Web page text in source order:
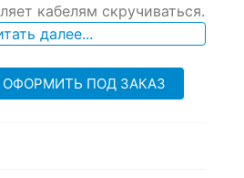
кабелям скручиваться.
далее...
ОФОРМИТЬ ПОД ЗАКАЗ